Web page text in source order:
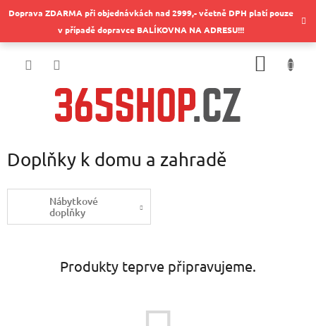
naDoprava ZDARMA při objednávkách nad 2999,- včetně DPH platí pouze
v případě dopravce BALÍKOVNA NA ADRESU!!!
Doplňky k domu a zahradě
Nábytkové
doplňky
Produkty teprve připravujeme.